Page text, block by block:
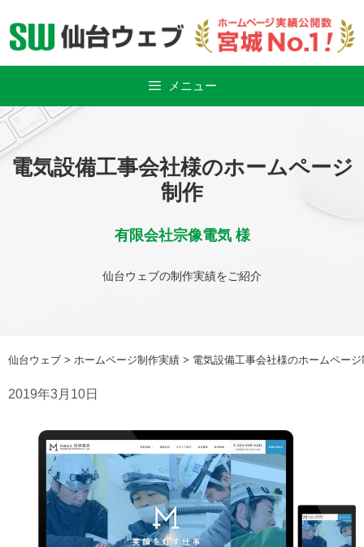
メニュー
電気設備工事会社様のホームページ
制作
有限会社宗像電気 様
仙台ウェブの制作実績をご紹介
仙台ウェブ > ホームページ制作実績 > 電気設備工事会社様のホームページ
2019年3月10日